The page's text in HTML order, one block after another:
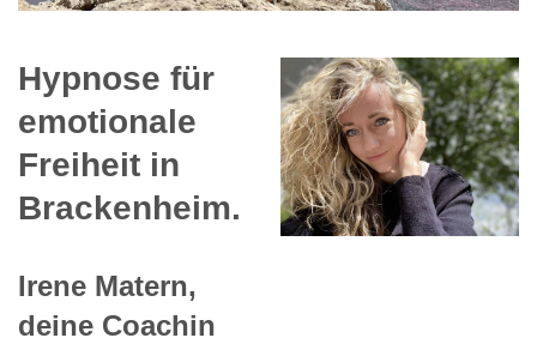
Hypnose für
emotionale
Freiheit in
Brackenheim.
Irene Matern,
deine Coachin